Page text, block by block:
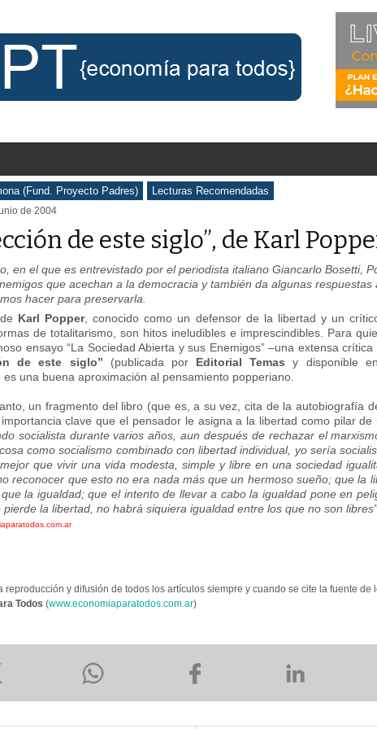
(Fund. Proyecto Padres) Lecturas Recomendadas
de 2004
de este siglo”, de Karl
en el que es entrevistado por el periodista italiano Giancarlo Bosetti,
que acechan a la democracia y también da algunas respuestas
hacer para preservarla.
Karl Popper, conocido como un defensor de la libertad y un
de totalitarismo, son hitos ineludibles e imprescindibles. Para
ensayo “La Sociedad Abierta y sus Enemigos” –una extensa crítica
de este siglo” (publicada por Editorial Temas y disponible
una buena aproximación al pensamiento popperiano.
un fragmento del libro (que es, a su vez, cita de la autobiografía
clave que el pensador le asigna a la libertad como pilar de
socialista durante varios años, aun después de rechazar el
como socialismo combinado con libertad individual, yo sería
que vivir una vida modesta, simple y libre en una sociedad
reconocer que esto no era nada más que un hermoso sueño; que la
la igualdad; que el intento de llevar a cabo la igualdad pone en
pierde la libertad, no habrá siquiera igualdad entre los que no son libres”
reproducción y difusión de todos los artículos siempre y cuando se cite la fuente de
Todos (www.economiaparatodos.com.ar)